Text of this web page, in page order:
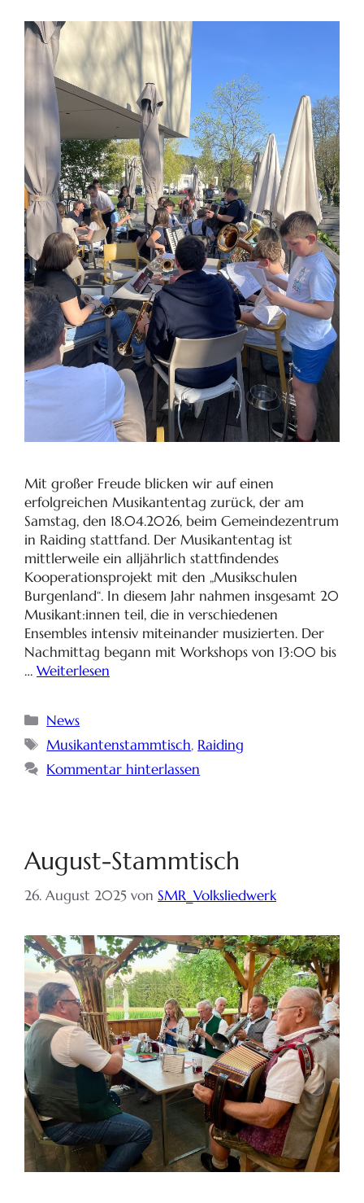
Mit großer Freude blicken wir auf einen
erfolgreichen Musikantentag zurück, der am
Samstag, den 18.04.2026, beim Gemeindezentrum
in Raiding stattfand. Der Musikantentag ist
mittlerweile ein alljährlich stattfindendes
Kooperationsprojekt mit den „Musikschulen
Burgenland“. In diesem Jahr nahmen insgesamt 20
Musikant:innen teil, die in verschiedenen
Ensembles intensiv miteinander musizierten. Der
Nachmittag begann mit Workshops von 13:00 bis
… Weiterlesen
News
Musikantenstammtisch, Raiding
Kommentar hinterlassen
August-Stammtisch
26. August 2025 von SMR_Volksliedwerk